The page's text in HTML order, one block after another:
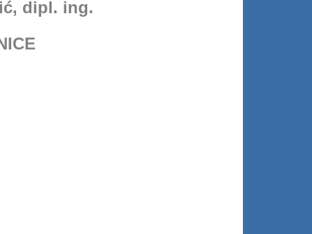
ć, dipl. ing.